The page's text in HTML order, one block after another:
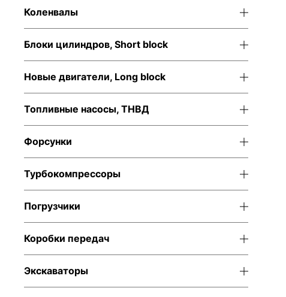
Коленвалы
Блоки цилиндров, Short block
Новые двигатели, Long block
Топливные насосы, ТНВД
Форсунки
Турбокомпрессоры
Погрузчики
Коробки передач
Экскаваторы